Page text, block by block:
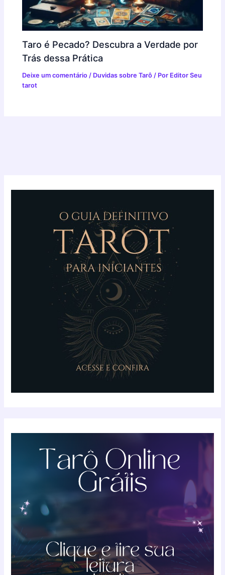
Taro é Pecado? Descubra a Verdade por
Trás dessa Prática
Deixe um comentário / Duvidas sobre Tarô / Por Editor Seu
tarot